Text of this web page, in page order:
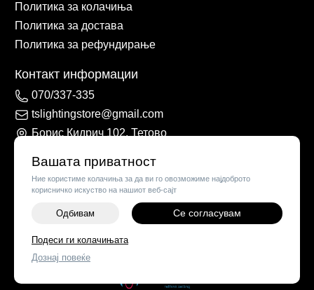
Вашата приватност
Ние користиме колачиња за да ви го овозможиме најдоброто
корисничко искуство на нашиот веб-сајт
Одбивам Се согласувам
Подеси ги колачињата
Дознај повеќе
Политика за колачиња
Политика за достава
Политика за рефундирање
Контакт информации
070/337-335
tslightingstore@gmail.com
Борис Кидрич 102, Тетово
©2026
Поставки за колачиња